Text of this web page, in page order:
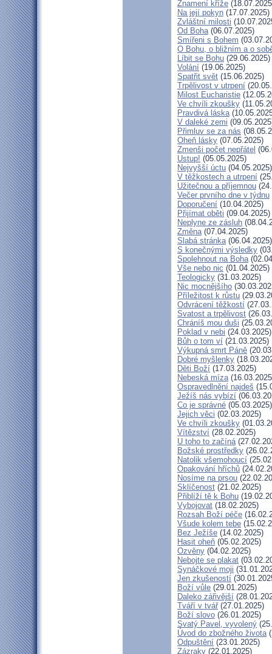
Znamení kříže
Na její pokyn (17.07.2025)
Zvláštní milosti
Od Boha(06.07.2025)
Smířeni s Bohem
O Bohu, o bližním a o
Líbit se Bohu (29.06.2025)
Volání (19.06.2025)
Spatřit svět (15.06.2025)
Trpělivost v utrpení
Milost Eucharistie
Ve chvíli zkoušky
Pravdivá láska
V daleké zemi
Přimluv se za nás
Oheň lásky (07.05.2025)
Zmenši počet nepřátel
Ustup! (05.05.2025)
Nejvyšší úctu (04.05.2025)
V těžkostech a utrpení
Užitečnou a příjemnou
Večer prvního dne v týdnu
Doporučení (10.04.2025)
Přijímat oběti (09.04.2025)
Neplyne ze zásluh
Změna(07.04.2025)
Slabá stránka(06.04.2025)
S konečnými výsledky
Spolehnout na Boha
Vše nebo nic (01.04.2025)
Teologicky (31.03.2025)
Nic mocnějšího
Příležitost k růstu
Odvrácení těžkostí
Svatost a trpělivost
Chráníš mou duši
Poklad v nebi (24.03.2025)
Bůh o tom ví (21.03.2025)
Výkupná smrt Páně
Dobré myšlenky
Děti Boží (17.03.2025)
Nebeská míza
Ospravedlnění najdeš
Ježíš nás vybízí
Co je správné (05.03.2025)
Jejich věci (02.03.2025)
Ve chvíli zkoušky
Vítězství (28.02.2025)
U toho to začíná
Božské prostředky
Natolik všemohoucí
Opakování hříchů
Nosíme na prsou
Sklíčenost (21.02.2025)
Přiblíží tě k Bohu
Vybojovat (18.02.2025)
Rozsah Boží péče
Všude kolem tebe
Bez Ježíše (14.02.2025)
Hasit oheň (05.02.2025)
Ozvěny (04.02.2025)
Nebojte se plakat
Synáčkové moji
Jen zkušeností
Boží vůle (29.01.2025)
Daleko zářivější
Tváří v tvář(27.01.2025)
Boží slovo (26.01.2025)
Svatý Pavel, vyvolený
Úvod do zbožného života
Odpuštění (23.01.2025)
Zázraky (22.01.2025)